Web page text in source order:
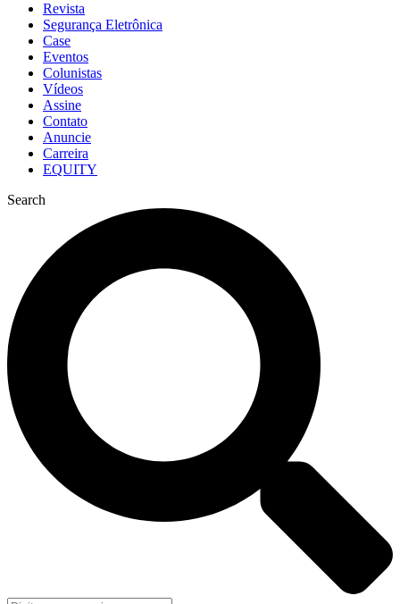
Revista
Segurança Eletrônica
Case
Eventos
Colunistas
Vídeos
Assine
Contato
Anuncie
Carreira
EQUITY
Search